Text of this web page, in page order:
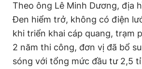
© 2003-2026 Bản quyền thuộc về Báo
chép dưới mọi hình thức nếu không có sự
bản. Phát triển bởi ePi Technologies, JSC.
Theo ông Lê Minh Dương, địa
Đen hiểm trở, không có điện
khi triển khai cáp quang, trạm
2 năm thi công, đơn vị đã bổ
sóng với tổng mức đầu tư 2,5